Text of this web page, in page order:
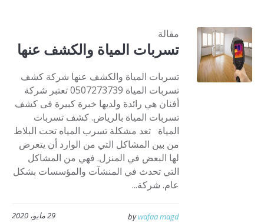
مقالة
تسربات المياة والكشف عنها
تسربات المياة والكشف عنها شركة كشف
تسربات المياة 0507273739 تعتبر شركة
أفنان هي رائدة ولديها خبرة كبيرة فى كشف
تسربات المياة بالرياض. كشف تسربات
المياة تعد مشكلة تسرب المياه تحت البلاط
من بين المشاكل التي من الوارد أن يتعرض
لها البعض في المنزل. فهي من المشاكل
التي تحدث في المنشآت والمؤسسات بشكل
عام. شركة...
29 مايو، 2020 bywafaa magd